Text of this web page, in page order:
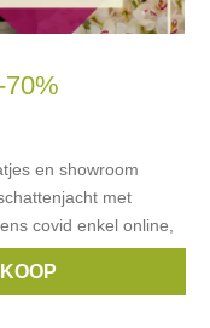
en showroom
met
covid enkel online,
,